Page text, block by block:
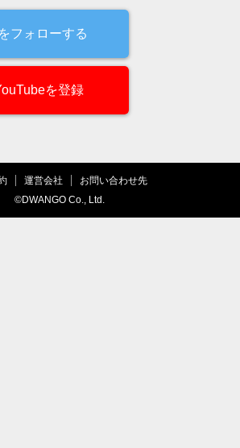
フォローする
を登録
運営会社
お問い合わせ先
©DWANGO Co., Ltd.